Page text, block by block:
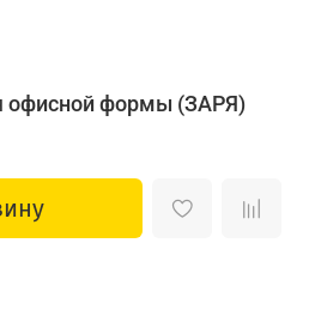
офисной формы (ЗАРЯ)